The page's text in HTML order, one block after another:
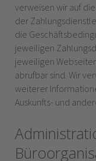
verweisen wir auf
der
die
jeweiligen
jeweiligen
abrufbar sind. Wir
weiterer
Auskunfts- und